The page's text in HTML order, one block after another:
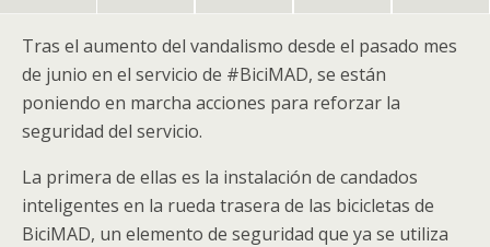
Tras el aumento del vandalismo desde el pasado mes
de junio en el servicio de #BiciMAD, se están
poniendo en marcha acciones para reforzar la
seguridad del servicio.
La primera de ellas es la instalación de candados
inteligentes en la rueda trasera de las bicicletas de
BiciMAD, un elemento de seguridad que ya se utiliza